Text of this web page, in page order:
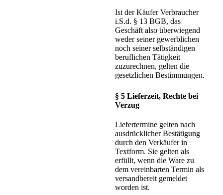
Ist der Käufer Verbraucher
i.S.d. § 13 BGB, das
Geschäft also überwiegend
weder seiner gewerblichen
noch seiner selbständigen
beruflichen Tätigkeit
zuzurechnen, gelten die
gesetzlichen Bestimmungen.
§ 5 Lieferzeit, Rechte bei
Verzug
Liefertermine gelten nach
ausdrücklicher Bestätigung
durch den Verkäufer in
Textform. Sie gelten als
erfüllt, wenn die Ware zu
dem vereinbarten Termin als
versandbereit gemeldet
worden ist.